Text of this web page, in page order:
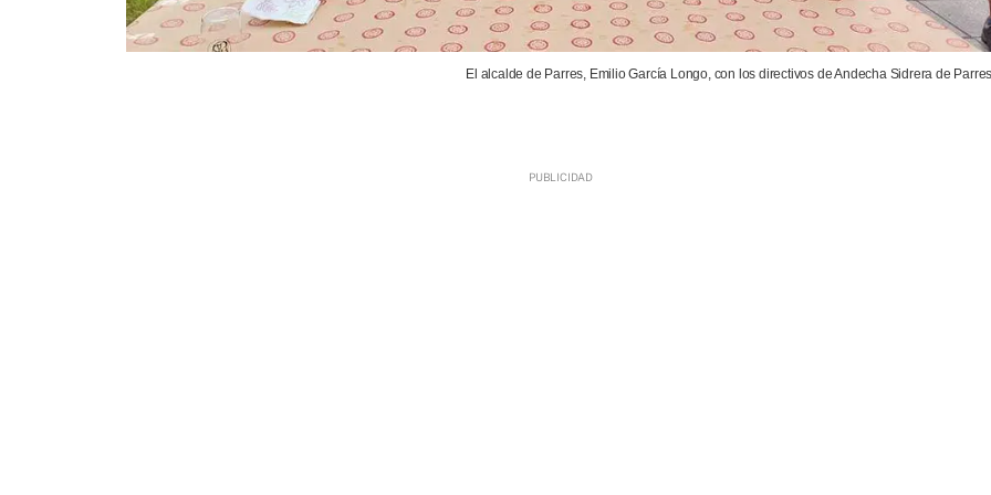
El alcalde de Parres, Emilio García Longo, con los directivos de Andecha Sidrera de